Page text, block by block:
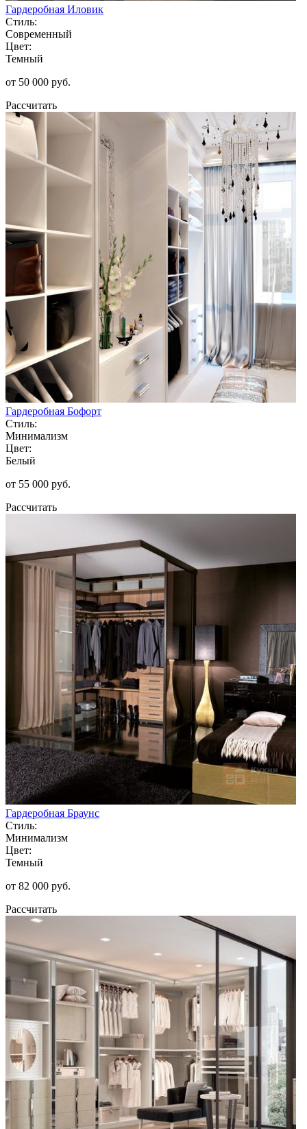
Гардеробная Иловик
Стиль:
Современный
Цвет:
Темный
от 50 000 руб.
Рассчитать
Гардеробная Бофорт
Стиль:
Минимализм
Цвет:
Белый
от 55 000 руб.
Рассчитать
Гардеробная Браунс
Стиль:
Минимализм
Цвет:
Темный
от 82 000 руб.
Рассчитать